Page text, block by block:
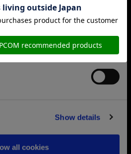
Show details
all cookies
ハンターワイルズ
りたたみ自転車